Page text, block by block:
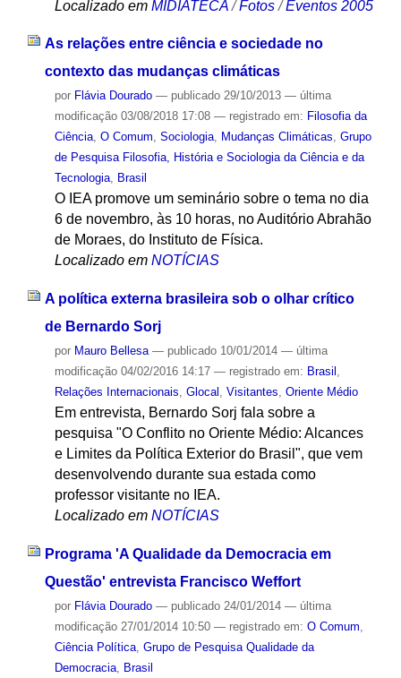
Localizado em MIDIATECA /Fotos /Eventos 2005
As relações entre ciência e sociedade no
contexto das mudanças climáticas
por Flávia Dourado — publicado29/10/2013 — última
modificação03/08/2018 17:08 — registrado em: Filosofia da
Ciência, O Comum, Sociologia, Mudanças Climáticas, Grupo
de Pesquisa Filosofia, História e Sociologia da Ciência e da
Tecnologia, Brasil
O IEA promove um seminário sobre o tema no dia
6 de novembro, às 10 horas, no Auditório Abrahão
de Moraes, do Instituto de Física.
Localizado em NOTÍCIAS
A política externa brasileira sob o olhar crítico
de Bernardo Sorj
por Mauro Bellesa — publicado10/01/2014 — última
modificação04/02/2016 14:17 — registrado em: Brasil ,
Relações Internacionais, Glocal , Visitantes, Oriente Médio
Em entrevista, Bernardo Sorj fala sobre a
pesquisa "O Conflito no Oriente Médio: Alcances
e Limites da Política Exterior do Brasil", que vem
desenvolvendo durante sua estada como
professor visitante no IEA.
Localizado em NOTÍCIAS
Programa 'A Qualidade da Democracia em
Questão' entrevista Francisco Weffort
por Flávia Dourado — publicado24/01/2014 — última
modificação27/01/2014 10:50 — registrado em: O Comum
Ciência Política, Grupo de Pesquisa Qualidade da
Democracia, Brasil